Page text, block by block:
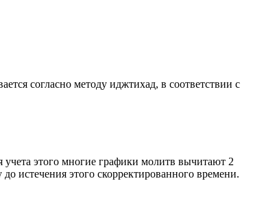
согласно методу иджтихад, в соответствии с
этого многие графики молитв вычитают 2
истечения этого скорректированного времени.